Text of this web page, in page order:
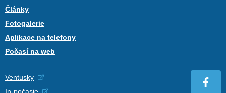
Články
Fotogalerie
Aplikace na telefony
Počasí na web
Ventusky